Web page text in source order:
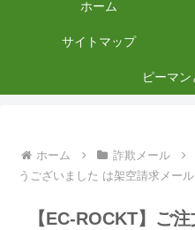
ホーム
サイトマップ
ピーマ
ホーム 詐欺メール
うございました は架空請求メール
【EC-ROCKT】ご